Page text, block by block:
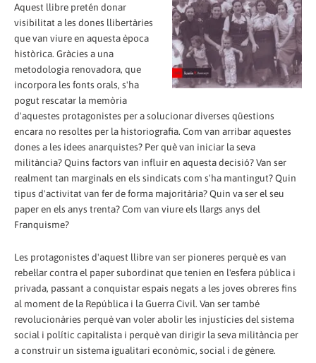
Aquest llibre pretén donar
visibilitat a les dones llibertàries
que van viure en aquesta època
històrica. Gràcies a una
metodologia renovadora, que
incorpora les fonts orals, s'ha
pogut rescatar la memòria
d'aquestes protagonistes per a solucionar diverses qüestions
encara no resoltes per la historiografia. Com van arribar aquestes
dones a les idees anarquistes? Per què van iniciar la seva
militància? Quins factors van influir en aquesta decisió? Van ser
realment tan marginals en els sindicats com s'ha mantingut? Quin
tipus d'activitat van fer de forma majoritària? Quin va ser el seu
paper en els anys trenta? Com van viure els llargs anys del
Franquisme?
Les protagonistes d'aquest llibre van ser pioneres perquè es van
rebel·lar contra el paper subordinat que tenien en l'esfera pública i
privada, passant a conquistar espais negats a les joves obreres fins
al moment de la República i la Guerra Civil. Van ser també
revolucionàries perquè van voler abolir les injustícies del sistema
social i polític capitalista i perquè van dirigir la seva militància per
a construir un sistema igualitari econòmic, social i de gènere.